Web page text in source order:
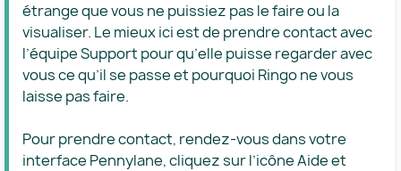
étrange que vous ne puissiez pas le faire ou la
visualiser. Le mieux ici est de prendre contact avec
l’équipe Support pour qu’elle puisse regarder avec
vous ce qu’il se passe et pourquoi Ringo ne vous
laisse pas faire.
Pour prendre contact, rendez-vous dans votre
interface Pennylane, cliquez sur l’icône Aide et